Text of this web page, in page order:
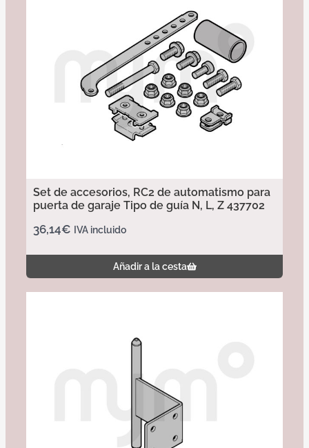
Set de accesorios, RC2 de automatismo para
puerta de garaje Tipo de guía N, L, Z 437702
36,14€ IVA incluido
Añadir a la cesta